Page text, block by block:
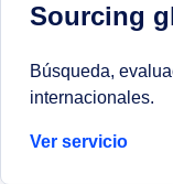
Sourcing
Búsqueda,
internacionales.
Ver servicio